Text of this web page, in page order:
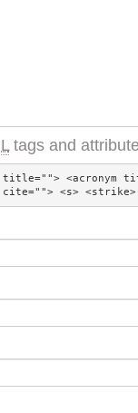
tags and
<acronym
<s> <strike>